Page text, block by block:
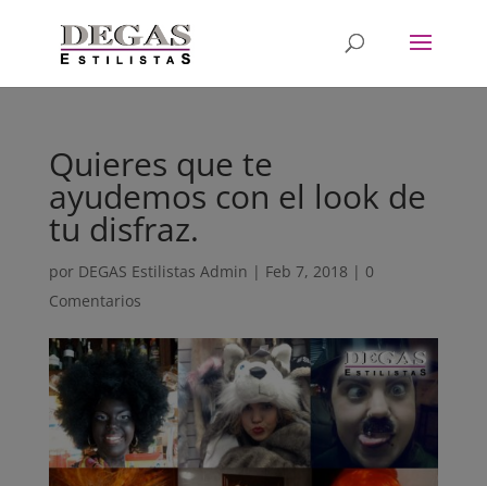
Quieres que te
ayudemos con el look de
tu disfraz.
por DEGAS Estilistas Admin | Feb 7, 2018 | 0
Comentarios